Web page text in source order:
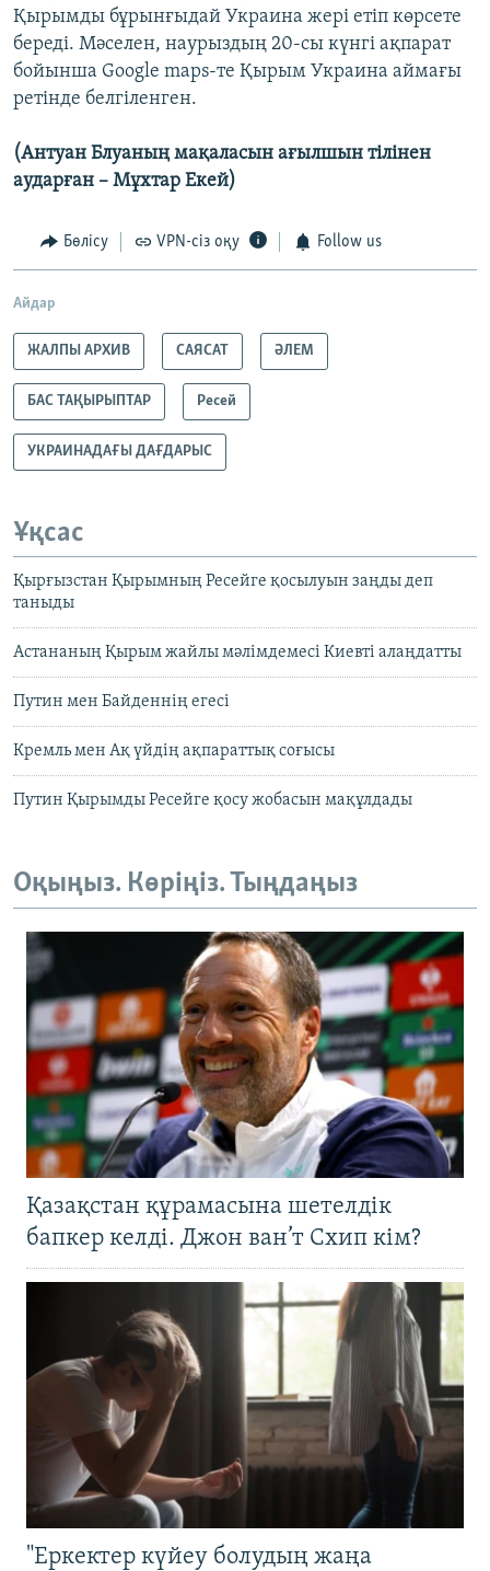
Қырымды бұрынғыдай Украина жері етіп көрсете
береді. Мәселен, наурыздың 20-сы күнгі ақпарат
бойынша Google maps-те Қырым Украина аймағы
ретінде белгіленген.
(Антуан Блуаның мақаласын ағылшын тілінен
аударған – Мұхтар Екей)
Бөлісу VPN-сіз оқу Follow us
Айдар
ЖАЛПЫ АРХИВ САЯСАТ ӘЛЕМ
БАС ТАҚЫРЫПТАР Ресей
УКРАИНАДАҒЫ ДАҒДАРЫС
Ұқсас
Қырғызстан Қырымның Ресейге қосылуын заңды деп
таныды
Астананың Қырым жайлы мәлімдемесі Киевті алаңдатты
Путин мен Байденнің егесі
Кремль мен Ақ үйдің ақпараттық соғысы
Путин Қырымды Ресейге қосу жобасын мақұлдады
Оқыңыз. Көріңіз. Тыңдаңыз
Қазақстан құрамасына шетелдік
бапкер келді. Джон ван’т Схип кім?
"Еркектер күйеу болудың жаңа